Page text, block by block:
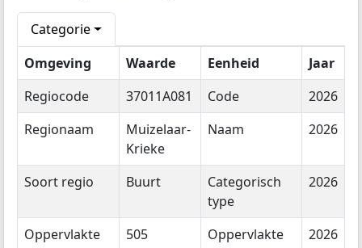
Categorie
Omgeving
Waarde Eenheid
Jaar
Regiocode
37011A081 Code
2026
Regionaam
Muizelaar-
Krieke
Naam 2026
Soort regio Buurt
Categorisch
type
2026
Oppervlakte 505
Oppervlakte
2026